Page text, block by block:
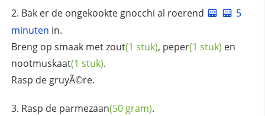
Bak er de ongekookte gnocchi al roerend
5
minuten in.
Breng op smaak metzout(1 stuk), peper(1 stuk) en
nootmuskaat(1 stuk).
Rasp de gruyÃ©re.
Rasp de parmezaan(50 gram).